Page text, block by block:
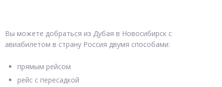
Вы можете добраться из Дубая в Новосибирск с
авиабилетом в страну Россия двумя способами:
прямым рейсом
рейс с пересадкой